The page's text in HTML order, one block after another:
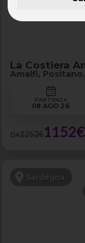
La Costiera
Amalfi,
PARTENZA
08 AGO 26
DA1252€1152€
Sardegna